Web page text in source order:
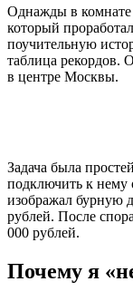
Однажды в комнате
который
поучительную
таблица рекордов.
в центре Москвы.
Задача была
подключить к нему
изображал бурную
рублей. После
000 рублей.
Почему я